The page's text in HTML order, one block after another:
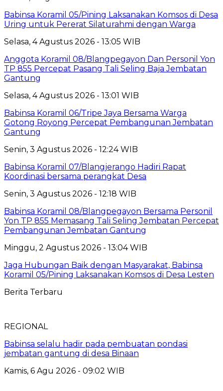
Babinsa Koramil 05/Pining Laksanakan Komsos di Desa
Uring untuk Pererat Silaturahmi dengan Warga
Selasa, 4 Agustus 2026 - 13:05 WIB
Anggota Koramil 08/Blangpegayon Dan Personil Yon
TP 855 Percepat Pasang Tali Seling Baja Jembatan
Gantung
Selasa, 4 Agustus 2026 - 13:01 WIB
Babinsa Koramil 06/Tripe Jaya Bersama Warga
Gotong Royong Percepat Pembangunan Jembatan
Gantung
Senin, 3 Agustus 2026 - 12:24 WIB
Babinsa Koramil 07/Blangjerango Hadiri Rapat
Koordinasi bersama perangkat Desa
Senin, 3 Agustus 2026 - 12:18 WIB
Babinsa Koramil 08/Blangpegayon Bersama Personil
Yon TP 855 Memasang Tali Seling Jembatan Percepat
Pembangunan Jembatan Gantung
Minggu, 2 Agustus 2026 - 13:04 WIB
Jaga Hubungan Baik dengan Masyarakat, Babinsa
Koramil 05/Pining Laksanakan Komsos di Desa Lesten
Berita Terbaru
REGIONAL
Babinsa selalu hadir pada pembuatan pondasi
jembatan gantung di desa Binaan
Kamis, 6 Agu 2026 - 09:02 WIB